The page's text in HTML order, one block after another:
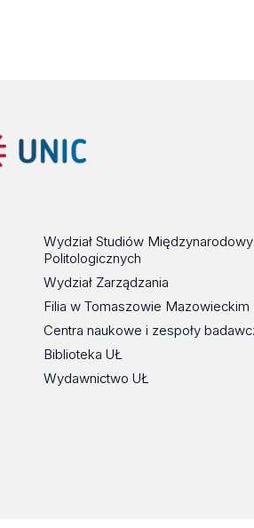
Wydział Studiów
Politologicznych
Wydział Zarządzania
Filia w Tomaszowie Mazowieckim
Centra naukowe i zespoły
Biblioteka UŁ
Wydawnictwo UŁ